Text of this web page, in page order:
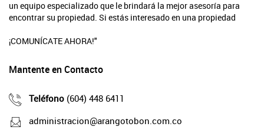
un equipo especializado que le brindará la mejor asesoría para
encontrar su propiedad. Si estás interesado en una propiedad
¡COMUNÍCATE AHORA!"
Mantente en Contacto
Teléfono (604) 448 6411
administracion@arangotobon.com.co